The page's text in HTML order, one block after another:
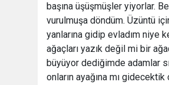
başına üşüşmüşler yiyorlar.
vurulmuşa döndüm. Üzüntü
yanlarına gidip evladım niye
ağaçları yazık değil mi bir
büyüyor dediğimde adamlar
onların ayağına mı gidecektik